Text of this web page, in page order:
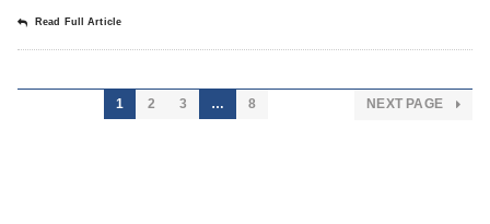
Read Full Article
1 2 3 … 8 NEXT PAGE